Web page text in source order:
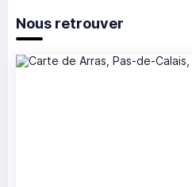
Nous retrouver